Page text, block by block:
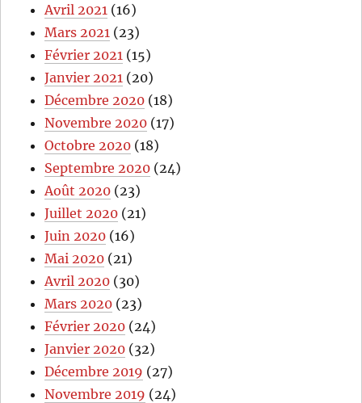
Avril 2021 (16)
Mars 2021 (23)
Février 2021 (15)
Janvier 2021 (20)
Décembre 2020 (18)
Novembre 2020 (17)
Octobre 2020 (18)
Septembre 2020 (24)
Août 2020 (23)
Juillet 2020 (21)
Juin 2020 (16)
Mai 2020 (21)
Avril 2020 (30)
Mars 2020 (23)
Février 2020 (24)
Janvier 2020 (32)
Décembre 2019 (27)
Novembre 2019 (24)